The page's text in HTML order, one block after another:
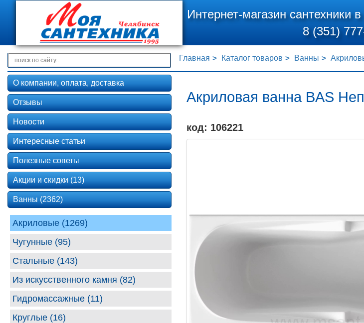
Интернет-магазин сантехники
8 (351)
Главная Каталог товаров Ванны
Акриловая ванна BAS
код: 106221
О компании, оплата, доставка
Отзывы
Новости
Интересные статьи
Полезные советы
Акции и скидки (13)
Ванны (2362)
Акриловые (1269)
Чугунные (95)
Стальные (143)
Из искусственного камня (82)
Гидромассажные (11)
Круглые (16)